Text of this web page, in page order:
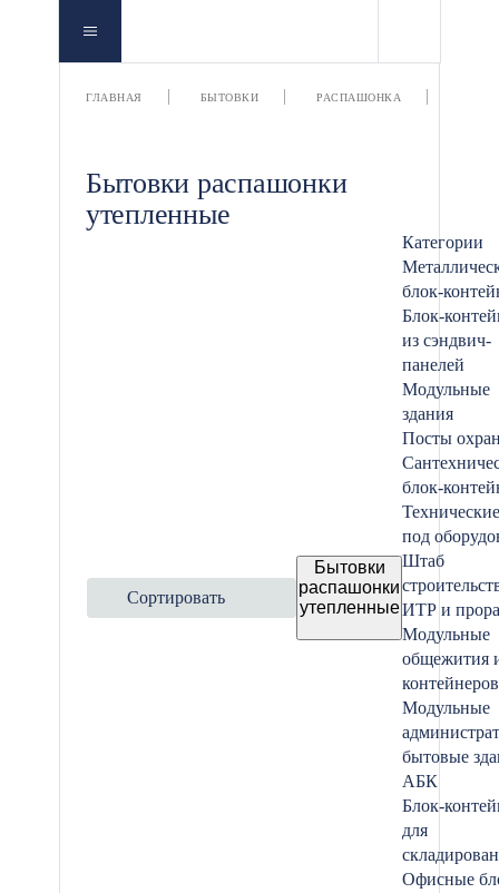
ГЛАВНАЯ БЫТОВКИ РАСПАШОНКА
Бытовки распашонки
утепленные
Сортировать
Бытовки
распашонки
утепленные
Категории
блок-
Блок-
из сэндвич-
панелей
Модульные
здания
Посты
блок-
под
Штаб
ИТР и
Модульные
общежития
контейнеров
Модульные
бытовые
АБК
Блок-
для
Офисные